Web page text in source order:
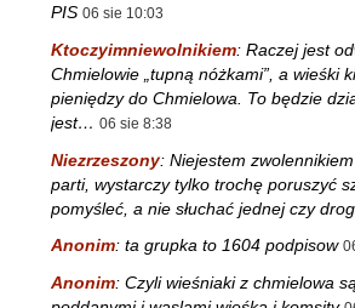
PIS 06 sie 10:03
Ktoczyimniewolnikiem: Raczej jest
Chmielowie „tupną nóżkami”, a wieśki
pieniędzy do Chmielowa. To będzie
jest… 06 sie 8:38
Niezrzeszony: Niejestem
parti, wystarczy tylko trochę poruszyć
pomyśleć, a nie słuchać jednej czy
Anonim: ta grupka to 1604 podpisow
Anonim: Czyli wieśniaki z chmielowa